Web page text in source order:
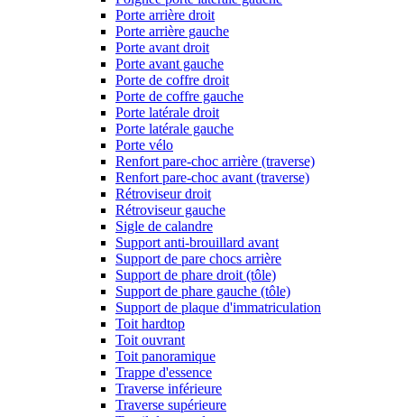
Porte arrière droit
Porte arrière gauche
Porte avant droit
Porte avant gauche
Porte de coffre droit
Porte de coffre gauche
Porte latérale droit
Porte latérale gauche
Porte vélo
Renfort pare-choc arrière (traverse)
Renfort pare-choc avant (traverse)
Rétroviseur droit
Rétroviseur gauche
Sigle de calandre
Support anti-brouillard avant
Support de pare chocs arrière
Support de phare droit (tôle)
Support de phare gauche (tôle)
Support de plaque d'immatriculation
Toit hardtop
Toit ouvrant
Toit panoramique
Trappe d'essence
Traverse inférieure
Traverse supérieure